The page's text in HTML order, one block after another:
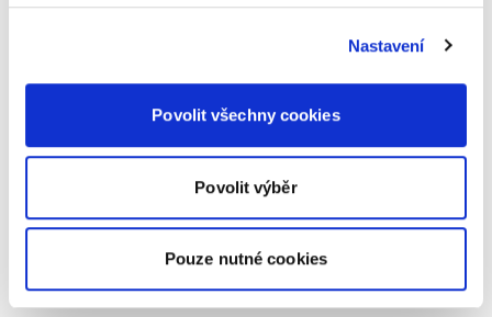
Nastavení
Povolit všechny cookies
Povolit výběr
Pouze nutné cookies